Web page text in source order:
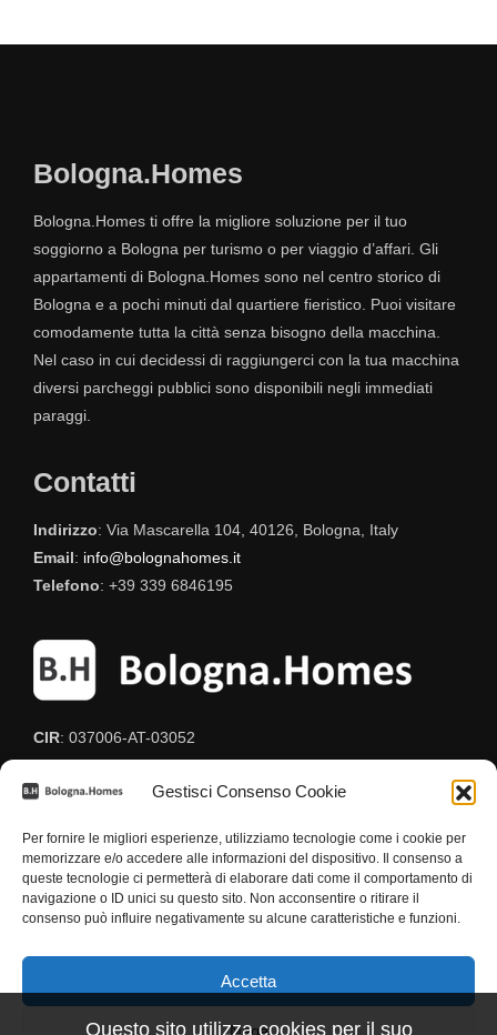
Gestisci Consenso Cookie
Per fornire le migliori esperienze, utilizziamo tecnologie come i cookie per
memorizzare e/o accedere alle informazioni del dispositivo. Il consenso a
queste tecnologie ci permetterà di elaborare dati come il comportamento di
navigazione o ID unici su questo sito. Non acconsentire o ritirare il
consenso può influire negativamente su alcune caratteristiche e funzioni.
Accetta
Nega
Bologna.Homes
Bologna.Homes ti offre la migliore soluzione per il tuo
soggiorno a Bologna per turismo o per viaggio d’affari. Gli
appartamenti di Bologna.Homes sono nel centro storico di
Bologna e a pochi minuti dal quartiere fieristico. Puoi visitare
comodamente tutta la città senza bisogno della macchina.
Nel caso in cui decidessi di raggiungerci con la tua macchina
diversi parcheggi pubblici sono disponibili negli immediati
paraggi.
Contatti
Indirizzo: Via Mascarella 104, 40126, Bologna, Italy
Email: info@bolognahomes.it
Telefono: +39 339 6846195
CIR: 037006-AT-03052
CIN: IT037006C2BF8HUEGG
Termini e Condizioni-Privacy-Cookies-DPO
Questo sito utilizza cookies per il suo